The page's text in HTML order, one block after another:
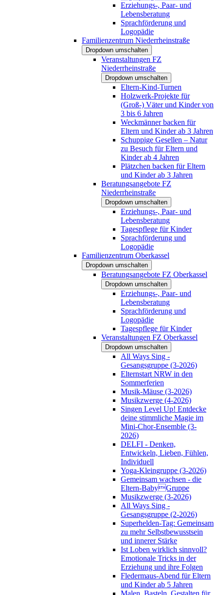
Erziehungs-, Paar- und
Lebensberatung
Sprachförderung und
Logopädie
Familienzentrum Niederrheinstraße
Dropdown umschalten
Veranstaltungen FZ
Niederrheinstraße
Dropdown umschalten
Eltern-Kind-Turnen
Holzwerk-Projekte für
(Groß-) Väter und Kinder von
3 bis 6 Jahren
Weckmänner backen für
Eltern und Kinder ab 3 Jahren
Schuppige Gesellen – Natur
zu Besuch für Eltern und
Kinder ab 4 Jahren
Plätzchen backen für Eltern
und Kinder ab 3 Jahren
Beratungsangebote FZ
Niederrheinstraße
Dropdown umschalten
Erziehungs-, Paar- und
Lebensberatung
Tagespflege für Kinder
Sprachförderung und
Logopädie
Familienzentrum Oberkassel
Dropdown umschalten
Beratungsangebote FZ Oberkassel
Dropdown umschalten
Erziehungs-, Paar- und
Lebensberatung
Sprachförderung und
Logopädie
Tagespflege für Kinder
Veranstaltungen FZ Oberkassel
Dropdown umschalten
All Ways Sing -
Gesangsgruppe (3-2026)
Elternstart NRW in den
Sommerferien
Musik-Mäuse (3-2026)
Musikzwerge (4-2026)
Singen Level Up! Entdecke
deine stimmliche Magie im
Mini-Chor-Ensemble (3-
2026)
DELFI - Denken,
Entwickeln, Lieben, Fühlen,
Individuell
Yoga-Kleingruppe (3-2026)
Gemeinsam wachsen - die
Eltern-BabyGruppe
Musikzwerge (3-2026)
All Ways Sing -
Gesangsgruppe (2-2026)
Superhelden-Tag: Gemeinsam
zu mehr Selbstbewusstsein
und innerer Stärke
Ist Loben wirklich sinnvoll?
Emotionale Tricks in der
Erziehung und ihre Folgen
Fledermaus-Abend für Eltern
und Kinder ab 5 Jahren
Malen, Basteln, Gestalten für